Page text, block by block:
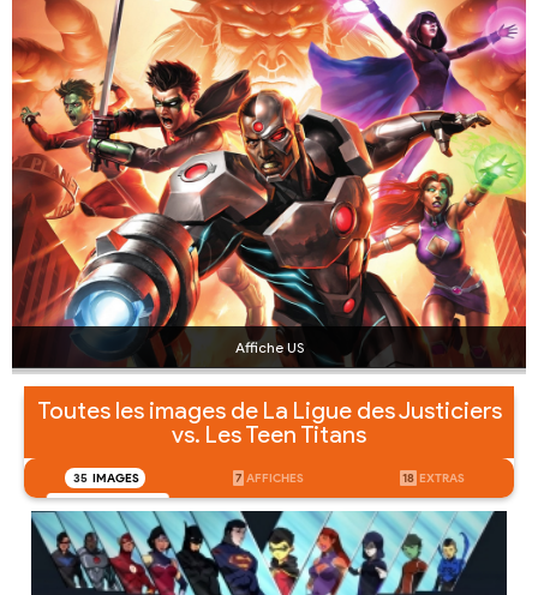
Affiche US
Toutes les images de La Ligue des Justiciers
vs. Les Teen Titans
35 IMAGES 7 AFFICHES 18 EXTRAS